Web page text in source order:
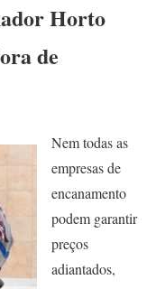
Horto
de
Nem todas as
empresas de
encanamento
podem garantir
preços
adiantados,